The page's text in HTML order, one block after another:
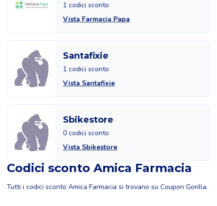
1 codici sconto
Vista Farmacia Papa
Santafixie
1 codici sconto
Vista Santafixie
Sbikestore
0 codici sconto
Vista Sbikestore
Codici sconto Amica Farmacia
Tutti i codici sconto Amica Farmacia si trovano su Coupon Gorilla.